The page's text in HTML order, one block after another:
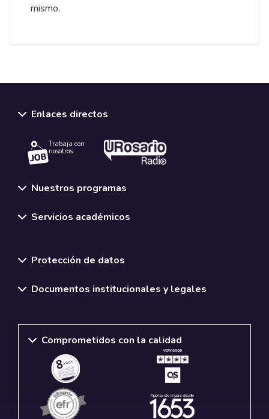
mismo.
Enlaces directos
Trabaja con
nosotros.
Nuestros programas
Servicios académicos
Protección de datos
Documentos institucionales y legales
Comprometidos con la calidad